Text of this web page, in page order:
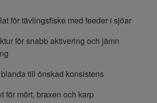
för tävlingsfiske med feeder i sjöar
för snabb aktivering och jämn
blanda till önskad konsistens
för mört, braxen och karp